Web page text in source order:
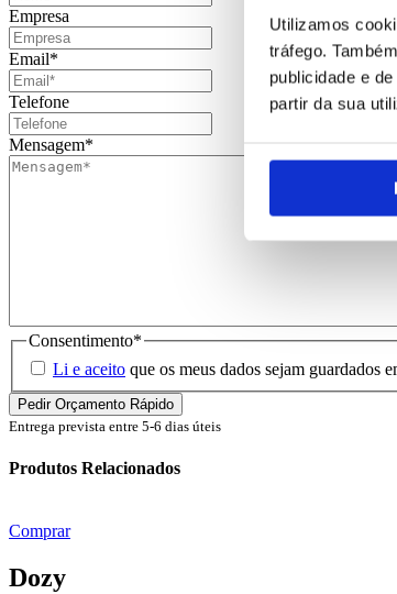
Utilizamos
tráfego.
publicidade e
partir da sua
Empresa
Email*
Telefone
Mensagem*
Consentimento*
Li e aceito que os meus dados sejam guardados
Entrega prevista entre 5-6 dias úteis
Produtos Relacionados
Comprar
Dozy